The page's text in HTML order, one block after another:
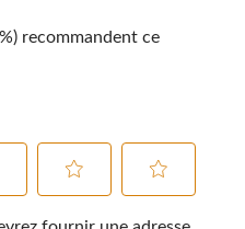
recommandent ce